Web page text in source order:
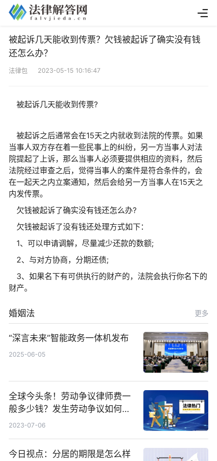
被起诉几天能收到传票？欠钱被起诉了确实没有钱
还怎么办？
法律包 2023-05-15 10:16:47
被起诉几天能收到传票?
被起诉之后通常会在15天之内就收到法院的传票。如果
当事人双方存在着一些民事上的纠纷，另一方当事人对法
院提起了上诉，那么当事人必须要提供相应的资料，然后
法院经过审查之后，觉得当事人的案件是符合条件的，会
在一起天之内立案通知，然后会给另一方当事人在15天之
内发传票。
欠钱被起诉了确实没有钱还怎么办?
欠钱被起诉了没有钱还处理方式如下：
1、可以申请调解，尽量减少还款的数额;
2、与对方协商，分期还债;
3、如果名下有可供执行的财产的，法院会执行你名下的
财产。
婚姻法 更多
“深言未来”智能政务一体机发布
2025-06-05
全球今头条！劳动争议律师费一
般多少钱？发生劳动争议如何算
工资？
2023-07-06
今日视点：分居的期限是怎么样